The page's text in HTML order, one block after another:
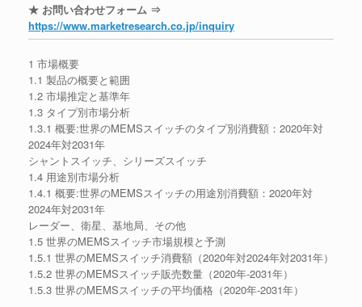
★ お問い合わせフォーム ⇒
https://www.marketresearch.co.jp/inquiry
1 市場概要
1.1 製品の概要と範囲
1.2 市場推定と基準年
1.3 タイプ別市場分析
1.3.1 概要:世界のMEMSスイッチのタイプ別消費額：2020年対
2024年対2031年
シャントスイッチ、シリーズスイッチ
1.4 用途別市場分析
1.4.1 概要:世界のMEMSスイッチの用途別消費額：2020年対
2024年対2031年
レーダー、衛星、基地局、その他
1.5 世界のMEMSスイッチ市場規模と予測
1.5.1 世界のMEMSスイッチ消費額（2020年対2024年対2031年）
1.5.2 世界のMEMSスイッチ販売数量（2020年-2031年）
1.5.3 世界のMEMSスイッチの平均価格（2020年-2031年）